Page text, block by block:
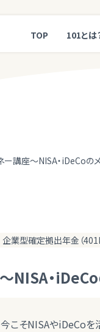
TOP 101とは
講座～NISA・iDeCoのメ
企業型確定拠出年金（401k
・iDeCo
こそNISAやiDeCoを